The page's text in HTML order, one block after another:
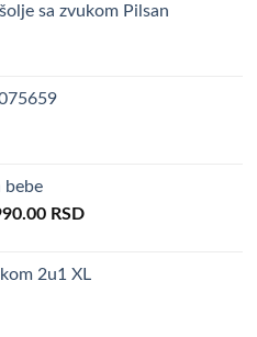
RSD.3,290.00 RSD.
sa zvukom Pilsan
bebe
RSD.
RSDCurrent
2,990.00 RSD.
2u1 XL